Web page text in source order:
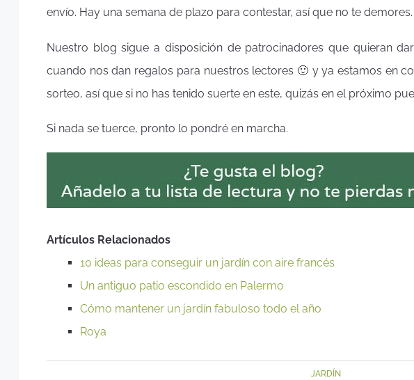
envío. Hay una semana de plazo para contestar, así que no te demores.
Nuestro blog sigue a disposición de patrocinadores que quieran
cuando nos dan regalos para nuestros lectores 🙂 y ya estamos en
sorteo, así que si no has tenido suerte en este, quizás en el próximo
Si nada se tuerce, pronto lo pondré en marcha.
Artículos Relacionados
10 ideas para conseguir un jardín con aire francés
Un antiguo patio escondido en Palermo
Cómo mantener un jardín fabuloso todo el año
Roya
JARDÍN